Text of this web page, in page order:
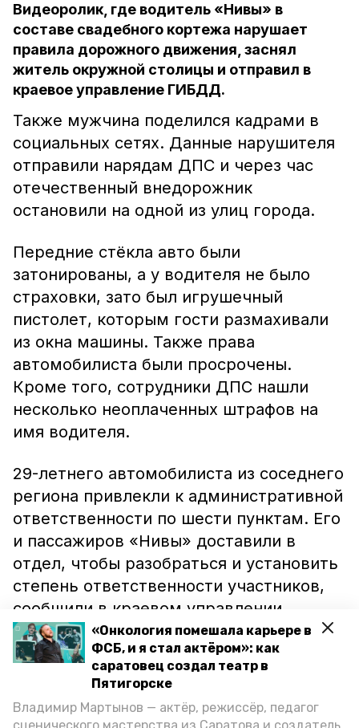
«Онкология помешала карьере в
ФСБ, и я стал актёром»: как
саратовец создал театр в
Пятигорске
Владимир Мартынов — актёр, режиссёр, педагог
Видеоролик, где водитель «Нивы» в
составе свадебного кортежа нарушает
правила дорожного движения, заснял
житель окружной столицы и отправил в
краевое управление ГИБДД.
Также мужчина поделился кадрами в
социальных сетях. Данные нарушителя
отправили нарядам ДПС и через час
отечественный внедорожник
остановили на одной из улиц города.
Передние стёкла авто были
затонированы, а у водителя не было
страховки, зато был игрушечный
пистолет, которым гости размахивали
из окна машины. Также права
автомобилиста были просрочены.
Кроме того, сотрудники ДПС нашли
несколько неоплаченных штрафов на
имя водителя.
29-летнего автомобилиста из соседнего
региона привлекли к административной
ответственности по шести пунктам. Его
и пассажиров «Нивы» доставили в
отдел, чтобы разобраться и установить
степень ответственности участников,
сообщили в краевом управлении
ГИБДД.
До этого восемь машин свадебного
кортежа на трассе Минводы —
Иноземцево заняли все полосы и не